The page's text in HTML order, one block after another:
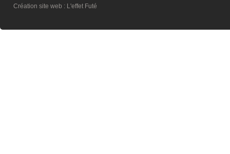
Création site web : L'effet Futé